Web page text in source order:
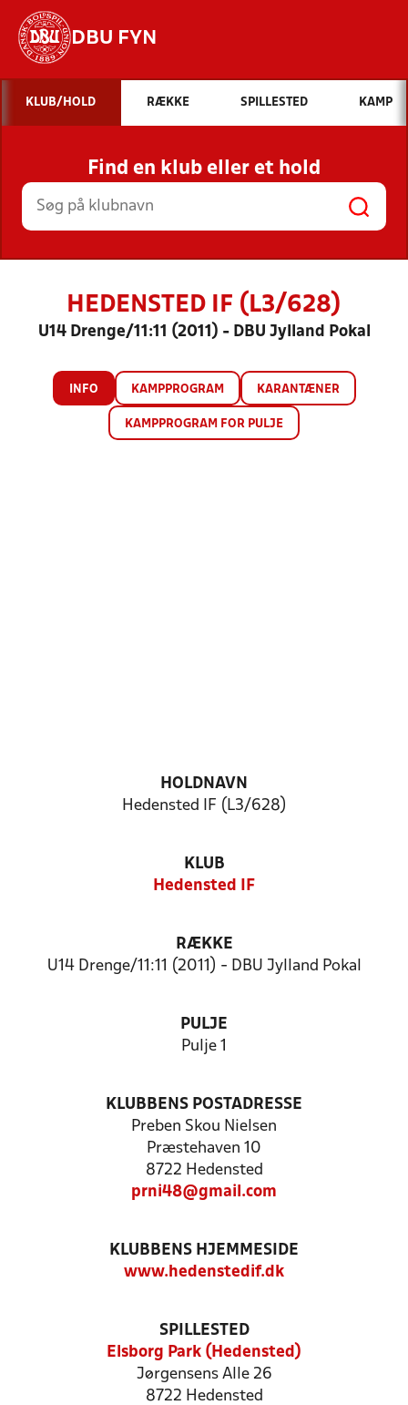
DBU FYN
Hvad vil du søge efter?
INDHOLD OG NYHEDER
STILLINGER, RESULTATER, KLUBBER OG
HOLD
KLUB/HOLD RÆKKE SPILLESTED KAMP
Find en klub eller et hold
HEDENSTED IF (L3/628)
U14 Drenge/11:11 (2011) - DBU Jylland Pokal
INFO KAMPPROGRAM KARANTÆNER
KAMPPROGRAM FOR PULJE
HOLDNAVN
Hedensted IF (L3/628)
KLUB
Hedensted IF
RÆKKE
U14 Drenge/11:11 (2011) - DBU Jylland Pokal
PULJE
Pulje 1
KLUBBENS POSTADRESSE
Preben Skou Nielsen
Præstehaven 10
8722 Hedensted
prni48@gmail.com
KLUBBENS HJEMMESIDE
www.hedenstedif.dk
SPILLESTED
Elsborg Park (Hedensted)
Jørgensens Alle 26
8722 Hedensted